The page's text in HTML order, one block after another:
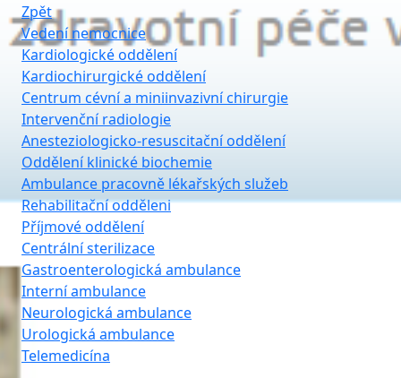
Zpět
Vedení nemocnice
Kardiologické oddělení
Kardiochirurgické oddělení
Centrum cévní a miniinvazivní chirurgie
Intervenční radiologie
Anesteziologicko-resuscitační oddělení
Oddělení klinické biochemie
Ambulance pracovně lékařských služeb
Rehabilitační odděleni
Příjmové oddělení
Centrální sterilizace
Gastroenterologická ambulance
Interní ambulance
Neurologická ambulance
Urologická ambulance
Telemedicína